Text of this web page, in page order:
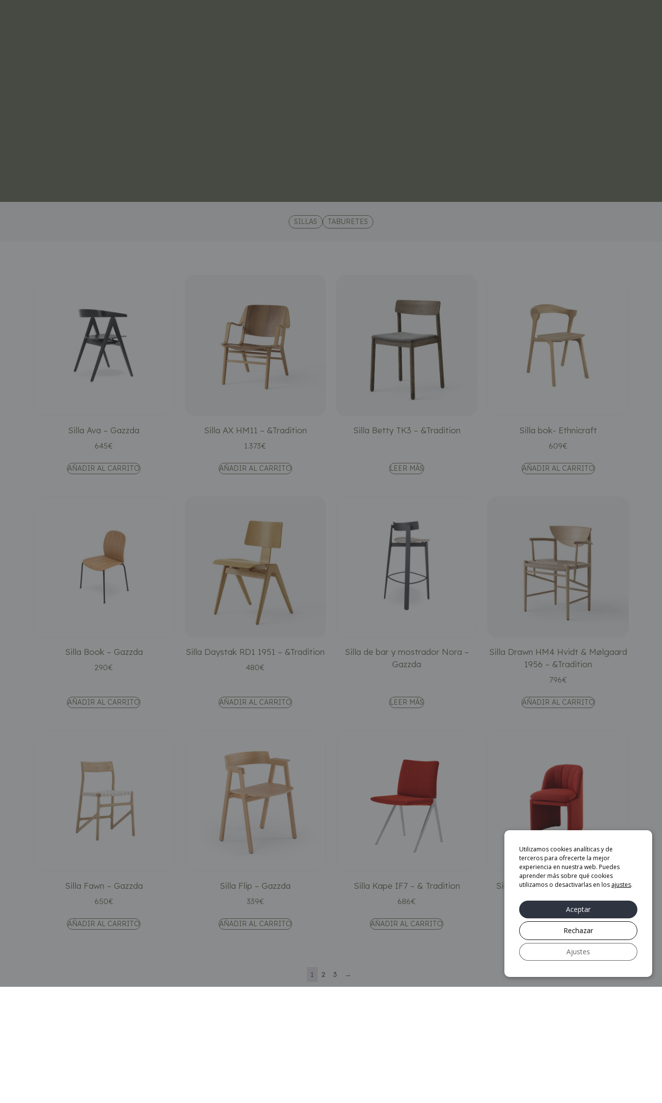
SILLAS TABURETES
Silla Ava – Gazzda
645€
AÑADIR AL CARRITO
Silla AX HM11 – &Tradition
1.373€
AÑADIR AL CARRITO
Silla Betty TK3 – &Tradition
LEER MÁS
Silla bok- Ethnicraft
609€
AÑADIR AL CARRITO
Silla Book – Gazzda
290€
AÑADIR AL CARRITO
Silla Daystak RD1 1951 – &Tradition
480€
AÑADIR AL CARRITO
Silla de bar y mostrador Nora –
Gazzda
LEER MÁS
Silla Drawn HM4 Hvidt & Mølgaard
1956 – &Tradition
796€
AÑADIR AL CARRITO
Silla Fawn – Gazzda
650€
AÑADIR AL CARRITO
Silla Flip – Gazzda
339€
AÑADIR AL CARRITO
Silla Kape IF7 – & Tradition
686€
AÑADIR AL CARRITO
Silla Loafer SC106 – & Tradition
1.455€
AÑADIR AL CARRITO
1 2 3 →
Utilizamos cookies analíticas y de
terceros para ofrecerte la mejor
experiencia en nuestra web. Puedes
aprender más sobre qué cookies
utilizamos o desactivarlas en los ajustes.
Aceptar
Rechazar
Ajustes